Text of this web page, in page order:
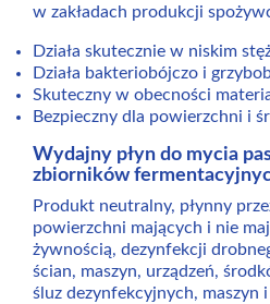
w zakładach produkcji
Działa skutecznie w niskim
Działa bakteriobójczo i
Skuteczny w obecności
Bezpieczny dla powierzchni i
Wydajny płyn do mycia
zbiorników
Produkt neutralny, płynny
powierzchni mających i nie
żywnością, dezynfekcji
ścian, maszyn, urządzeń,
śluz dezynfekcyjnych, maszyn